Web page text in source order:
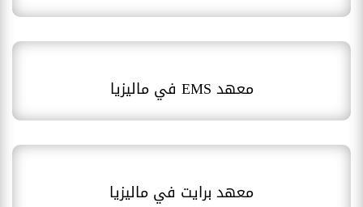
معهد EMS في ماليزيا
معهد برايت في ماليزيا